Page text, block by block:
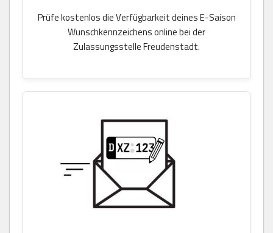
Prüfe kostenlos die Verfügbarkeit deines E-Saison
Wunschkennzeichens online bei der
Zulassungsstelle Freudenstadt.